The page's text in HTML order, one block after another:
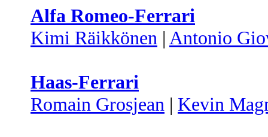
Alfa Romeo-Ferrari
Kimi Räikkönen | Antonio
Haas-Ferrari
Romain Grosjean | Kevin